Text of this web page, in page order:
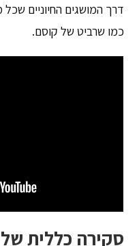
דרך המושגים החיוניים
כמו שרביט של קוסם.
סקירה כללית